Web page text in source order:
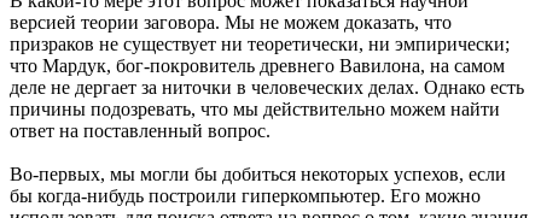
версией теории заговора. Мы не можем доказать, что
призраков не существует ни теоретически, ни эмпирически;
что Мардук, бог-покровитель древнего Вавилона, на самом
деле не дергает за ниточки в человеческих делах. Однако есть
причины подозревать, что мы действительно можем найти
ответ на поставленный вопрос.
Во-первых, мы могли бы добиться некоторых успехов, если
бы когда-нибудь построили гиперкомпьютер. Его можно